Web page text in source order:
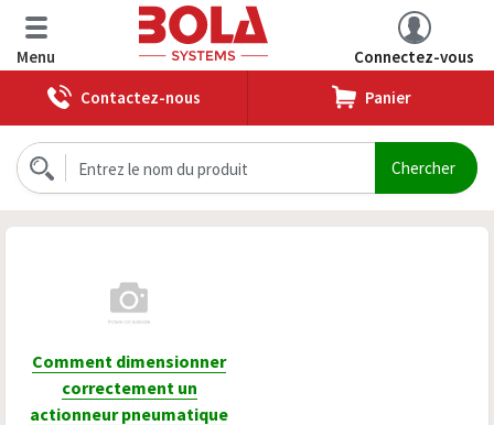
Menu
Connectez-vous
Contactez-nous
Panier
Comment dimensionner
correctement un
actionneur pneumatique